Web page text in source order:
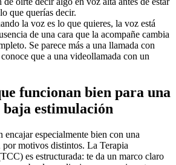
que querías decir.
la voz es lo que quieres, la voz está
de una cara que la acompañe cambia
Se parece más a una llamada con
que a una videollamada con un
funcionan bien para una
estimulación
encajar especialmente bien con una
motivos distintos. La Terapia
es estructurada: te da un marco claro